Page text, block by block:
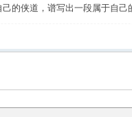
的侠道，谱写出一段属于自己